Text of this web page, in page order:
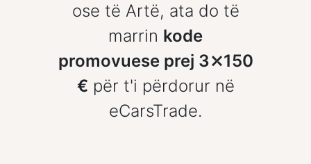
ose të Artë, ata do të
marrin kode
promovuese prej 3⤫150
€ për t'i përdorur në
eCarsTrade.